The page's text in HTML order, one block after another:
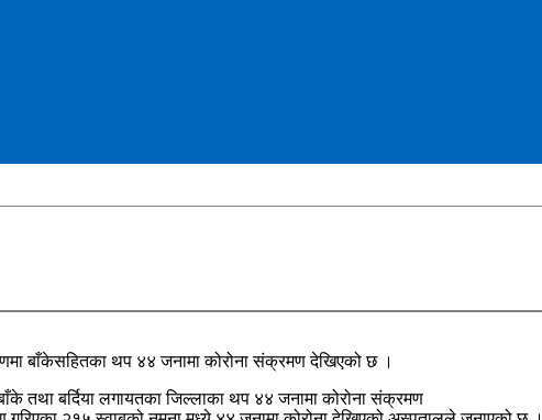
बाँकेसहितका थप ४४ जनामा कोरोना संक्रमण देखिएको छ ।
तथा बर्दिया लगायतका जिल्लाका थप ४४ जनामा कोरोना संक्रमण